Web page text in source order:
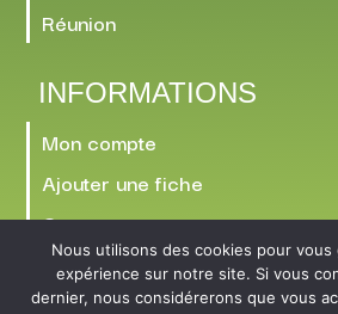
Réunion
INFORMATIONS
Mon compte
Ajouter une fiche
Contact
Nous utilisons des cookies pour vous
expérience sur notre site. Si vous
dernier, nous considérerons que vous